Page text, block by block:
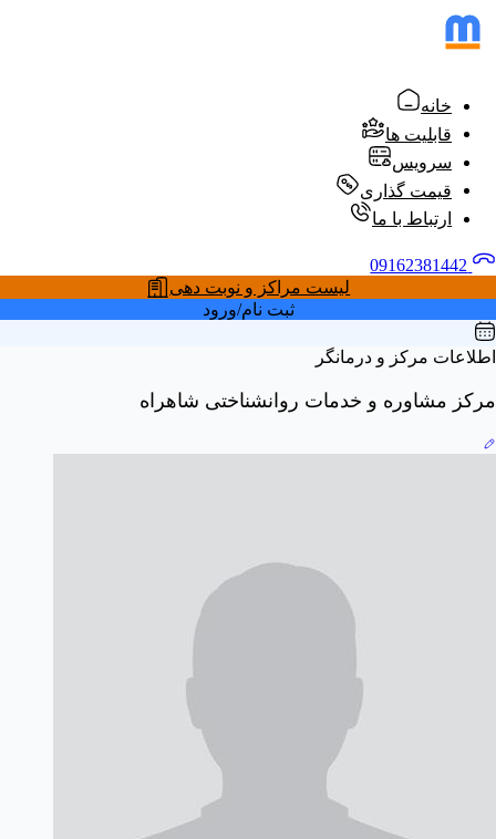
خانه
قابلیت ها
سرویس
قیمت گذاری
ارتباط با ما
لیست مراکز و نوبت دهی
ثبت نام/ورود
اطلاعات مرکز و درمانگر
مرکز مشاوره و خدمات روانشناختی شاهراه